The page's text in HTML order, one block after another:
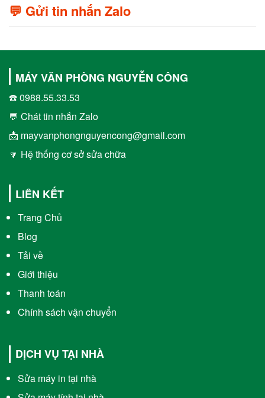
💬 Gửi tin nhắn Zalo
MÁY VĂN PHÒNG NGUYỄN CÔNG
☎️ 0988.55.33.53
💬 Chát tin nhắn Zalo
📩 mayvanphongnguyencong@gmail.com
🔽 Hệ thống cơ sở sửa chữa
LIÊN KẾT
Trang Chủ
Blog
Tải về
Giới thiệu
Thanh toán
Chính sách vận chuyển
DỊCH VỤ TẠI NHÀ
Sửa máy in tại nhà